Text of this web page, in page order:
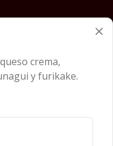
crema,
y furikake.